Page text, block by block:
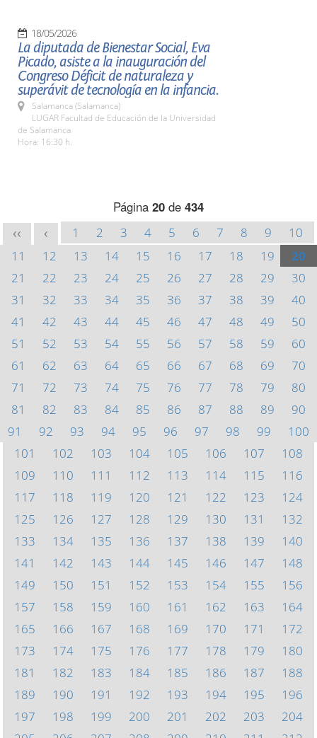
18/05/2026
La diputada de Bienestar Social, Eva
Picado, asiste a la inauguración del
Congreso Déficit de naturaleza y
superávit de tecnología en la infancia.
Salamanca (Salamanca)
LUGAR Facultad de Educación de la Universidad
de Salamanca
Hora: 16:30 h.
Página 20 de 434
<< < 1 2 3 4 5 6 7 8 9
10
11
12 13 14 15 16 17 18 19
20
21
22 23 24 25 26 27 28 29
30
31
32 33 34 35 36 37 38 39
40
41
42 43 44 45 46 47 48 49
50
51
52 53 54 55 56 57 58 59
60
61
62 63 64 65 66 67 68 69
70
71
72 73 74 75 76 77 78 79
80
81
82 83 84 85 86 87 88 89
90
91
92 93 94 95 96 97 98 99
100
101
102 103 104 105 106 107
108
109
110 111 112 113 114 115
116
117
118 119 120 121 122 123
124
125
126 127 128 129 130 131
132
133
134 135 136 137 138 139
140
141
142 143 144 145 146 147
148
149
150 151 152 153 154 155
156
157
158 159 160 161 162 163
164
165
166 167 168 169 170 171
172
173
174 175 176 177 178 179
180
181
182 183 184 185 186 187
188
189
190 191 192 193 194 195
196
197
198 199 200 201 202 203
204